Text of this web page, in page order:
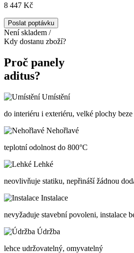
8 447 Kč
Poslat poptávku
Není skladem /
Kdy dostanu zboží?
Proč panely
aditus?
Umístění
do interiéru i exteriéru, velké plochy beze
Nehořlavé
teplotní odolnost do 800°C
Lehké
neovlivňuje statiku, nepřináší žádnou
Instalace
nevyžaduje stavební povoleni, instalace
Údržba
lehce udržovatelný, omyvatelný